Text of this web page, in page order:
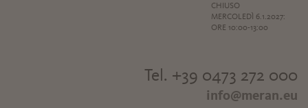
CHIUSO
MERCOLEDÌ 6.1.2027:
ORE 10:00-13:00
Tel. +39 0473 272 000
info@meran.eu